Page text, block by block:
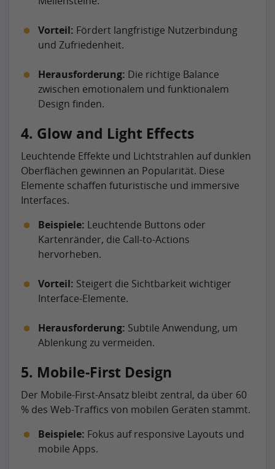
Vorteil: Fördert langfristige Nutzerbindung
und Zufriedenheit.
Herausforderung: Die richtige Balance
zwischen emotionalem und funktionalem
Design finden.
4. Glow and Light Effects
Leuchtende Effekte und Lichtstrahlen auf dunklen
Oberflächen gewinnen an Popularität. Diese
Elemente schaffen futuristische und immersive
Interfaces.
Beispiele: Leuchtende Buttons oder
Kartenränder, die Call-to-Actions
hervorheben.
Vorteil: Steigert die Sichtbarkeit wichtiger
Interface-Elemente.
Herausforderung: Subtile Anwendung, um
Ablenkung zu vermeiden.
5. Mobile-First Design
Der Mobile-First-Ansatz bleibt zentral, da über 60
% des Web-Traffics von mobilen Geräten stammt.
Beispiele: Fokus auf responsive Layouts und
mobile Apps.